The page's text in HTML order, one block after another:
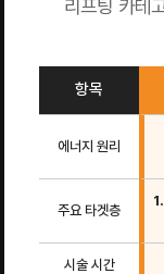
리프팅 카테
항목
에너지 원리
주요 타겟층
시술 시간